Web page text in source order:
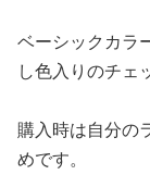
ベーシックカラ
し色入りのチェ
購入時は自分の
めです。